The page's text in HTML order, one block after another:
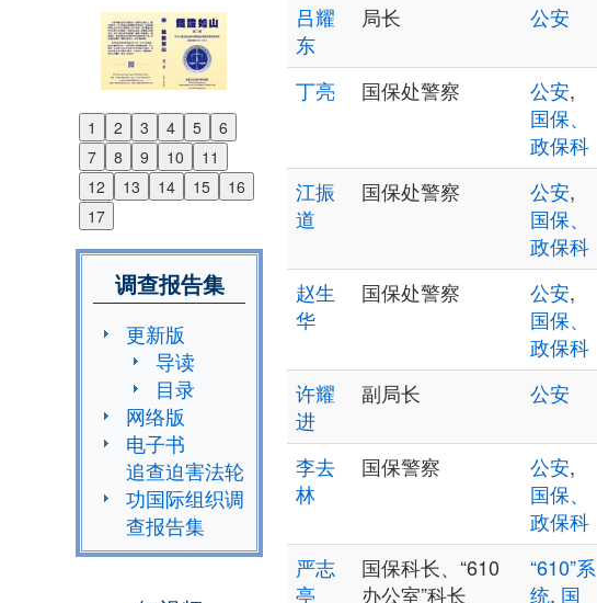
1 2 3 4 5
6
7
8 9 10
11
12
13 14 15
16
17
Previous
Next
调查报告集
更新版
导读
目录
网络版
电子书
追查迫害法轮
功国际组织调
查报告集
吕耀
东
局长 公安
丁亮 国保处警察 公安,
国保、
政保科
江振
道
国保处警察 公安,
国保、
政保科
赵生
华
国保处警察 公安,
国保、
政保科
许耀
进
副局长 公安
李去
林
国保警察 公安,
国保、
政保科
严志
亭
国保科长、“610
办公室”科长
“610”系
统, 国